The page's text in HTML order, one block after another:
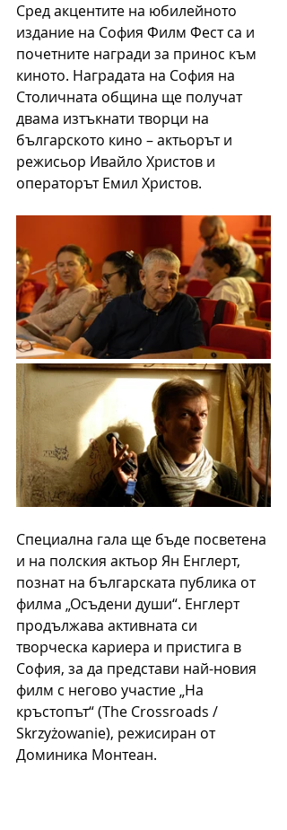
Сред акцентите на юбилейното
издание на София Филм Фест са и
почетните награди за принос към
киното. Наградата на София на
Столичната община ще получат
двама изтъкнати творци на
българското кино – актьорът и
режисьор Ивайло Христов и
операторът Емил Христов.
Специална гала ще бъде посветена
и на полския актьор Ян Енглерт,
познат на българската публика от
филма „Осъдени души“. Енглерт
продължава активната си
творческа кариера и пристига в
София, за да представи най-новия
филм с негово участие „На
кръстопът“ (The Crossroads /
Skrzyżowanie), режисиран от
Доминика Монтеан.